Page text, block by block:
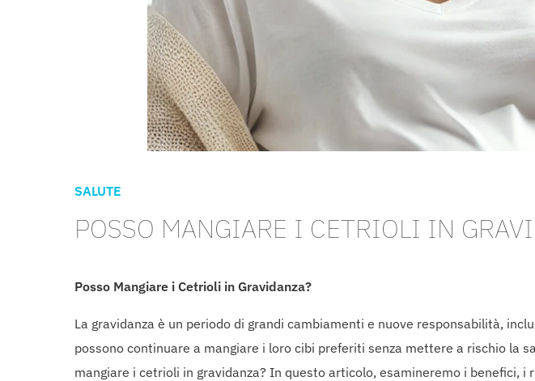
SALUTE
POSSO MANGIARE I CETRIOLI IN
Posso Mangiare i Cetrioli in Gravidanza?
La gravidanza è un periodo di grandi cambiamenti e nuove responsabilità,
possono continuare a mangiare i loro cibi preferiti senza mettere a rischio la
mangiare i cetrioli in gravidanza? In questo articolo, esamineremo i benefici,